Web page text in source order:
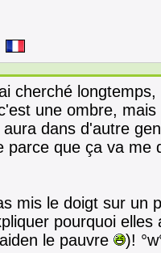
cherché
une ombre,
dans d'autre
parce que ça va me
mis le doigt sur un
pourquoi
le pauvre
)!